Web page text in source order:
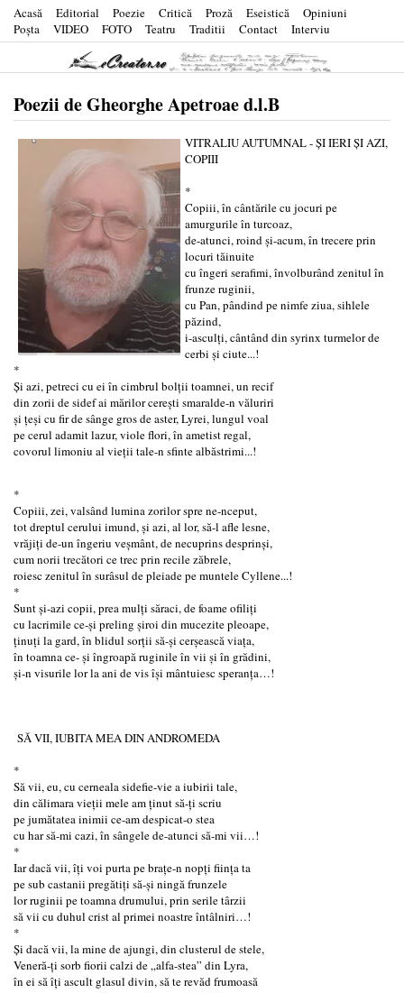
Acasă Editorial Poezie Critică Proză Eseistică
Opiniuni
Poşta
VIDEO FOTO Teatru Traditii Contact Interviu
Poezii de Gheorghe Apetroae d.l.B
VITRALIU AUTUMNAL - ȘI IERI ȘI AZI,
COPIII
*
Copiii, în cântările cu jocuri pe
amurgurile în turcoaz,
de-atunci, roind și-acum, în trecere prin
locuri tăinuite
cu îngeri serafimi, învolburând zenitul în
frunze ruginii,
cu Pan, pândind pe nimfe ziua, sihlele
păzind,
i-asculți, cântând din syrinx turmelor de
cerbi și ciute...!
*
Și azi, petreci cu ei în cimbrul bolții toamnei, un recif
din zorii de sidef ai mărilor cerești smaralde-n văluriri
și țeși cu fir de sânge gros de aster, Lyrei, lungul voal
pe cerul adamit lazur, viole flori, în ametist regal,
covorul limoniu al vieții tale-n sfinte albăstrimi...!
*
Copiii, zei, valsând lumina zorilor spre ne-nceput,
tot dreptul cerului imund, și azi, al lor, să-l afle lesne,
vrăjiți de-un îngeriu veșmânt, de necuprins desprinși,
cum norii trecători ce trec prin recile zăbrele,
roiesc zenitul în surâsul de pleiade pe muntele Cyllene...!
*
Sunt și-azi copii, prea mulți săraci, de foame ofiliți
cu lacrimile ce-și preling șiroi din mucezite pleoape,
ținuți la gard, în blidul sorții să-și cerșească viața,
în toamna ce- și îngroapă ruginile în vii și în grădini,
și-n visurile lor la ani de vis își mântuiesc speranța…!
SĂ VII, IUBITA MEA DIN ANDROMEDA
*
Să vii, eu, cu cerneala sidefie-vie a iubirii tale,
din călimara vieții mele am ținut să-ți scriu
pe jumătatea inimii ce-am despicat-o stea
cu har să-mi cazi, în sângele de-atunci să-mi vii…!
*
Iar dacă vii, îți voi purta pe brațe-n nopți ființa ta
pe sub castanii pregătiți să-și ningă frunzele
lor ruginii pe toamna drumului, prin serile târzii
să vii cu duhul crist al primei noastre întâlniri…!
*
Și dacă vii, la mine de ajungi, din clusterul de stele,
Veneră-ți sorb fiorii calzi de „alfa-stea” din Lyra,
în ei să îți ascult glasul divin, să te revăd frumoasă